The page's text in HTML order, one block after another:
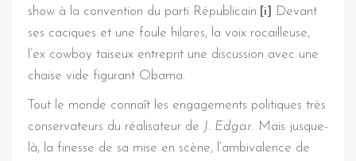
show à la convention du parti Républicain. [i]
Devant
ses caciques et une foule hilares, la voix rocailleuse,
l’ex cowboy taiseux entreprit une discussion avec une
chaise vide figurant Obama.
Tout le monde connaît les engagements politiques très
conservateurs du réalisateur de J. Edgar. Mais jusque-
là, la finesse de sa mise en scène, l’ambivalence de